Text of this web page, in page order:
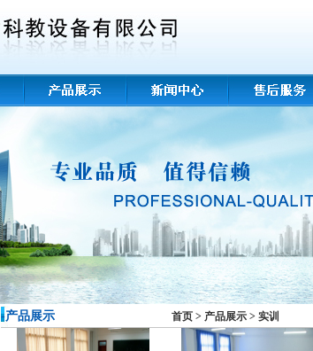
-产品展示 首页 > 产品展示 > 实训